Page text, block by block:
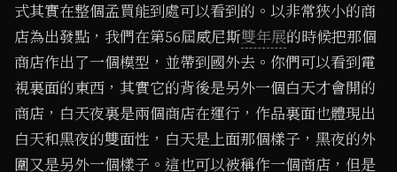
式其實在整個孟買能到處可以看到的。以非常狹小的商
店為出發點，我們在第56屆威尼斯雙年展的時候把那個
商店作出了一個模型，並帶到國外去。你們可以看到電
視裏面的東西，其實它的背後是另外一個白天才會開的
商店，白天夜裏是兩個商店在運行，作品裏面也體現出
白天和黑夜的雙面性，白天是上面那個樣子，黑夜的外
圍又是另外一個樣子。這也可以被稱作一個商店，但是